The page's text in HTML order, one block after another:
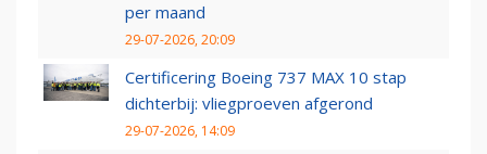
per maand
29-07-2026, 20:09
Certificering Boeing 737 MAX 10 stap
dichterbij: vliegproeven afgerond
29-07-2026, 14:09